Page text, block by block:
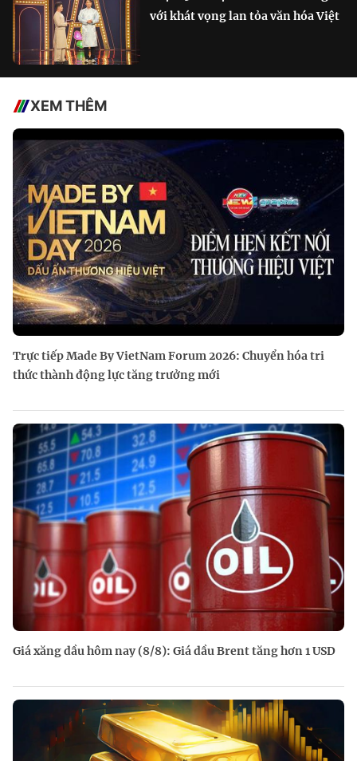
với khát vọng lan tỏa văn hóa Việt
XEM THÊM
Trực tiếp Made By VietNam Forum 2026: Chuyển hóa tri
thức thành động lực tăng trưởng mới
Giá xăng dầu hôm nay (8/8): Giá dầu Brent tăng hơn 1 USD